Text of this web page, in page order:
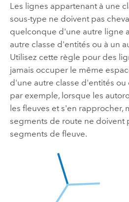
Les lignes appartenant à une
sous-type ne doivent pas
quelconque d'une autre ligne
autre classe d'entités ou à un
Utilisez cette règle pour des
jamais occuper le même
d'une autre classe d'entités ou
par exemple, lorsque les
les fleuves et s'en rapprocher,
segments de route ne doivent
segments de fleuve.